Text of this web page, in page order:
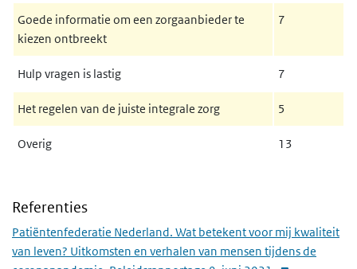
Goede informatie om een zorgaanbieder te
kiezen ontbreekt
7
Hulp vragen is lastig 7
Het regelen van de juiste integrale zorg 5
Overig 13
Referenties
Patiëntenfederatie Nederland. Wat betekent voor mij kwaliteit
van leven? Uitkomsten en verhalen van mensen tijdens de